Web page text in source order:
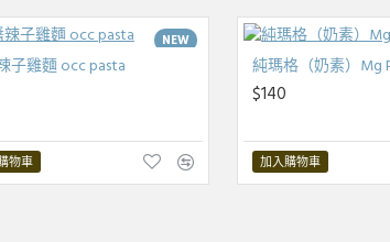
NEW
子雞麵 occ pasta
物車
純瑪格（奶素）Mg
$140
加入購物車